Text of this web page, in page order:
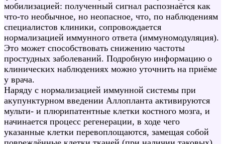
мобилизацией: полученный сигнал распознаётся как
что-то необычное, но неопасное, что, по наблюдениям
специалистов клиники, сопровождается
нормализацией иммунного ответа (иммуномодуляция).
Это может способствовать снижению частоты
простудных заболеваний. Подробную информацию о
клинических наблюдениях можно уточнить на приёме
у врача.
Наряду с нормализацией иммунной системы при
акупунктурном введении Аллопланта активируются
мульти- и плюрипатентные клетки костного мозга, и
начинается процесс регенерации, в ходе чего
указанные клетки перевоплощаются, замещая собой